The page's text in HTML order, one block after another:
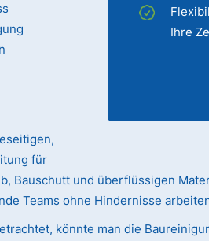
Ihre
für
Bauschutt und überflüssigen
Teams ohne Hindernisse
könnte man die